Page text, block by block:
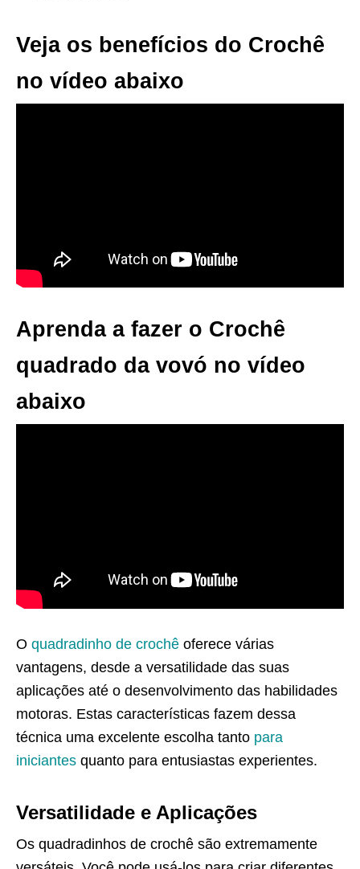
Veja os benefícios do Crochê
no vídeo abaixo
Aprenda a fazer o Crochê
quadrado da vovó no vídeo
abaixo
O quadradinho de crochê oferece várias
vantagens, desde a versatilidade das suas
aplicações até o desenvolvimento das habilidades
motoras. Estas características fazem dessa
técnica uma excelente escolha tanto para
iniciantes quanto para entusiastas experientes.
Versatilidade e Aplicações
Os quadradinhos de crochê são extremamente